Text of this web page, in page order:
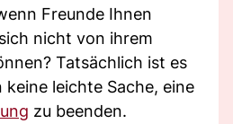
Freunde Ihnen
nicht von ihrem
Tatsächlich ist es
leichte Sache, eine
zu beenden.